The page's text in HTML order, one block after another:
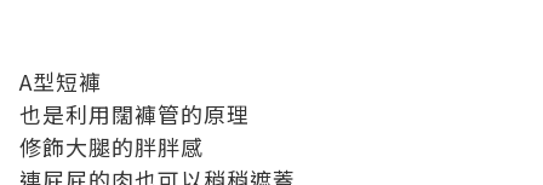
A型短褲
也是利用闊褲管的原理
修飾大腿的胖胖感